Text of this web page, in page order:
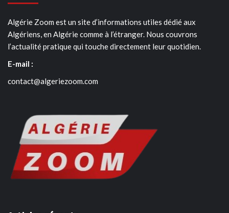
Algérie Zoom est un site d’informations utiles dédié aux
Algériens, en Algérie comme à l’étranger. Nous couvrons
l’actualité pratique qui touche directement leur quotidien.
E-mail :
contact@algeriezoom.com